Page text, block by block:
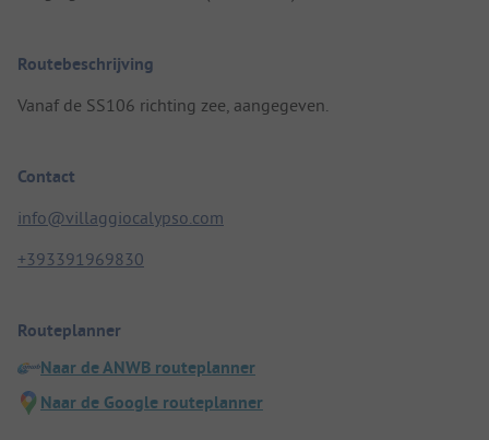
Routebeschrijving
Vanaf de SS106 richting zee, aangegeven.
Contact
info@villaggiocalypso.com
+393391969830
Routeplanner
Naar de ANWB routeplanner
Naar de Google routeplanner